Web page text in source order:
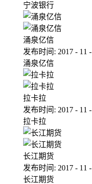
宁波银行
涌泉亿信
发布时间: 2017 - 11 -
涌泉亿信
拉卡拉
发布时间: 2017 - 11 -
拉卡拉
长江期货
发布时间: 2017 - 11 -
长江期货